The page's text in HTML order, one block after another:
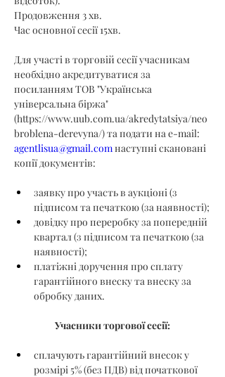
Продовження 3 хв.
Час основної сесії 15хв.
Для участі в торговій сесії учасникам
необхідно акредитуватися за
посиланням ТОВ "Українська
універсальна біржа"
(https://www.uub.com.ua/akredytatsiya/neo
broblena-derevyna/) та подати на e-mail:
agentlisua@gmail.com наступні скановані
копії документів:
заявку про участь в аукціоні (з
підписом та печаткою (за наявності);
довідку про переробку за попередній
квартал (з підписом та печаткою (за
наявності);
платіжні доручення про сплату
гарантійного внеску та внеску за
обробку даних.
Учасники торгової сесії:
сплачують гарантійний внесок у
розмірі 5% (без ПДВ) від початкової